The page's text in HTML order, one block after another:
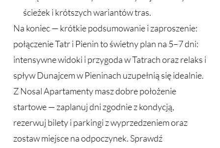
ścieżek i krótszych wariantów tras.
Na koniec — krótkie podsumowanie i zaproszenie:
połączenie Tatr i Pienin to świetny plan na 5–7 dni:
intensywne widoki i przygoda w Tatrach oraz relaks i
spływ Dunajcem w Pieninach uzupełnią się idealnie.
Z Nosal Apartamenty masz dobre położenie
startowe — zaplanuj dni zgodnie z kondycją,
rezerwuj bilety i parkingi z wyprzedzeniem oraz
zostaw miejsce na odpoczynek. Sprawdź